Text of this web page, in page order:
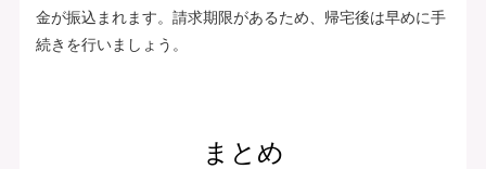
金が振込まれます。請求期限があるため、帰宅後は早めに手
続きを行いましょう。
まとめ